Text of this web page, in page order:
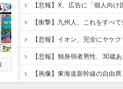
【衝撃】九州人、これをすべ
【悲報】イオン、完全にヤケ
【画像】東海道新幹線の自由